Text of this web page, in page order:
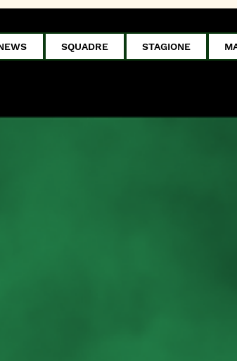
SQUADRE STAGIONE